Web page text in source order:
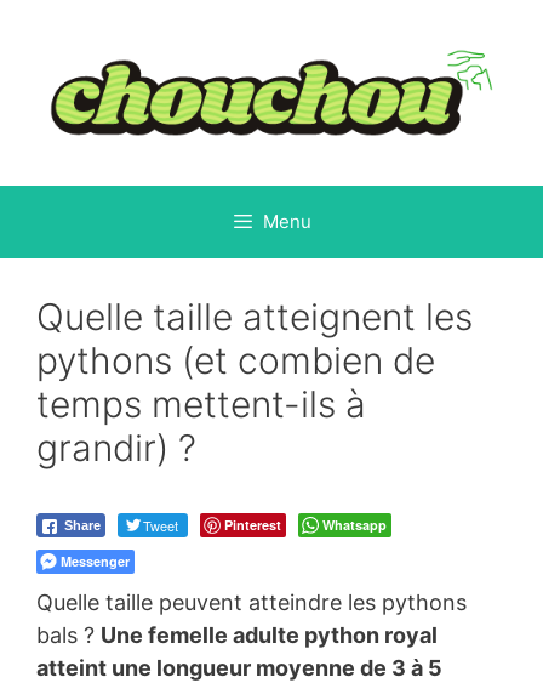
contenu
Menu
Quelle taille atteignent les
pythons (et combien de
temps mettent-ils à
grandir) ?
Share Tweet Pinterest
Whatsapp
Messenger
Quelle taille peuvent atteindre les pythons
bals ? Une femelle adulte python royal
atteint une longueur moyenne de 3 à 5